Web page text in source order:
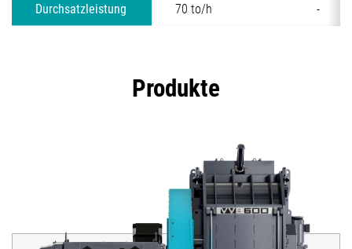
Durchsatzleistung 70 to/h -
Produkte